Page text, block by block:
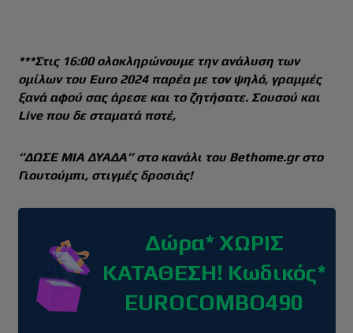
***Στις 16:00 ολοκληρώνουμε την ανάλυση των
ομίλων του Euro 2024 παρέα με τον ψηλό, γραμμές
ξανά αφού σας άρεσε και το ζητήσατε. Σουσού και
Live που δε σταματά ποτέ,
‘’ΔΩΣΕ ΜΙΑ ΔΥΑΔΑ’’ στο κανάλι του Bethome.gr στο
Γιουτούμπι, στιγμές δροσιάς!
Δώρα* ΧΩΡΙΣ
ΚΑΤΑΘΕΣΗ! Κωδικός*
EUROCOMBO490